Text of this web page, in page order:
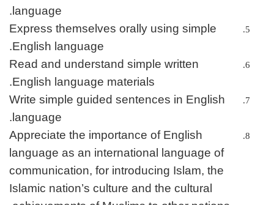
language.
Express themselves orally using simple
English language.
Read and understand simple written
English language materials.
Write simple guided sentences in English
language.
Appreciate the importance of English
language as an international language of
communication, for introducing Islam, the
Islamic nation’s culture and the cultural